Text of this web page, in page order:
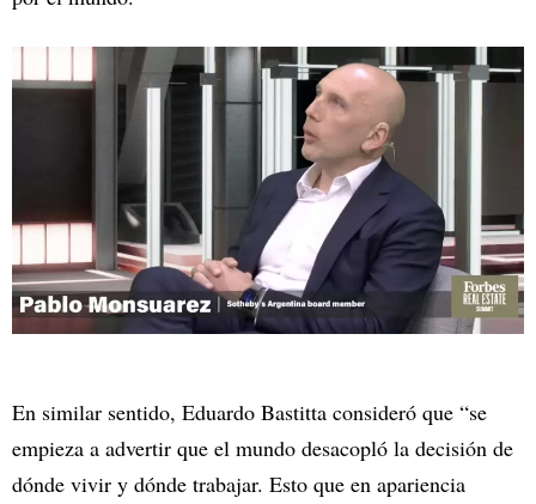
En similar sentido, Eduardo Bastitta consideró que “se
empieza a advertir que el mundo desacopló la decisión de
dónde vivir y dónde trabajar. Esto que en apariencia